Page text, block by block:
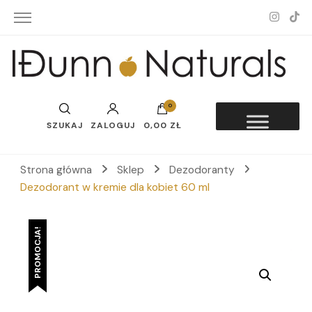
Idunn-Naturals
SZUKAJ ZALOGUJ
0
0,00 ZŁ
Strona główna Sklep
Dezodoranty
Dezodorant w kremie dla kobiet 60 ml
PROMOCJA!